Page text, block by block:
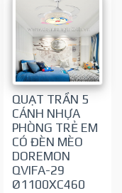
QUẠT TRẦN 5
CÁNH NHỰA
PHÒNG TRẺ EM
CÓ ĐÈN MÈO
DOREMON
QVIFA-29
Ø1100XC460